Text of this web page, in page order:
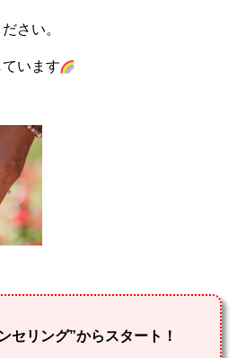
さい。
います
セリング”からスタート！